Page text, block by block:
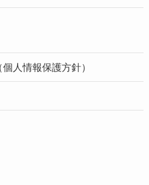
人情報保護方針）